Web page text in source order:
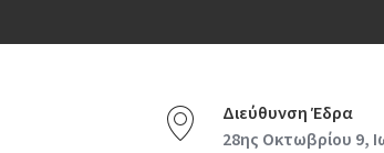
Διεύθυνση Έδρα
28ης Οκτωβρίου 9,